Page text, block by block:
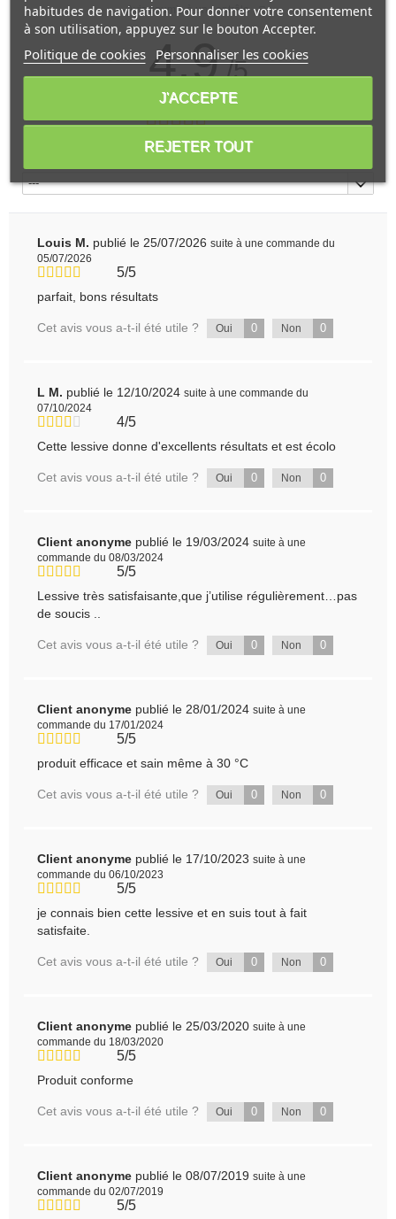
Avis soumis à un contrôle
4.9/5
Calculé à partir de7avis client(s)
---
Louis M. publié le 25/07/2026 suite à une commande du
05/07/2026
5/5
parfait, bons résultats
Cet avis vous a-t-il été utile ? Oui 0 Non 0
L M. publié le 12/10/2024 suite à une commande du
07/10/2024
4/5
Cette lessive donne d'excellents résultats et est écolo
Cet avis vous a-t-il été utile ? Oui 0 Non 0
Client anonyme publié le 19/03/2024 suite à une
commande du 08/03/2024
5/5
Lessive très satisfaisante,que j’utilise régulièrement…pas
de soucis ..
Cet avis vous a-t-il été utile ? Oui 0 Non 0
Client anonyme publié le 28/01/2024 suite à une
commande du 17/01/2024
5/5
produit efficace et sain même à 30 °C
Cet avis vous a-t-il été utile ? Oui 0 Non 0
Client anonyme publié le 17/10/2023 suite à une
commande du 06/10/2023
5/5
je connais bien cette lessive et en suis tout à fait
satisfaite.
Cet avis vous a-t-il été utile ? Oui 0 Non 0
Client anonyme publié le 25/03/2020 suite à une
commande du 18/03/2020
5/5
Produit conforme
Cet avis vous a-t-il été utile ? Oui 0 Non 0
Client anonyme publié le 08/07/2019 suite à une
commande du 02/07/2019
5/5
habitudes de navigation. Pour donner votre consentement
à son utilisation, appuyez sur le bouton Accepter.
Politique de cookies Personnaliser les cookies
REJETER TOUT
J'ACCEPTE